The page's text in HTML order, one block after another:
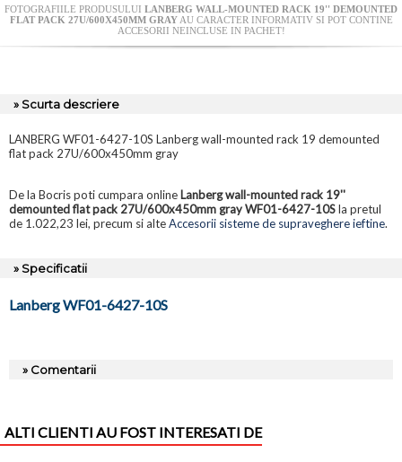
FOTOGRAFIILE PRODUSULUI LANBERG WALL-MOUNTED RACK 19'' DEMOUNTED
FLAT PACK 27U/600X450MM GRAYAU CARACTER INFORMATIV SI POT CONTINE
ACCESORII NEINCLUSE IN PACHET!
» Scurta descriere
LANBERG WF01-6427-10S Lanberg wall-mounted rack 19 demounted
flat pack 27U/600x450mm gray
De la Bocris poti cumpara online Lanberg wall-mounted rack 19''
demounted flat pack 27U/600x450mm gray WF01-6427-10Sla pretul
de 1.022,23 lei, precum si alteAccesorii sisteme de supraveghere ieftine.
» Specificatii
Lanberg WF01-6427-10S
» Comentarii
ALTI CLIENTI AU FOST INTERESATI DE